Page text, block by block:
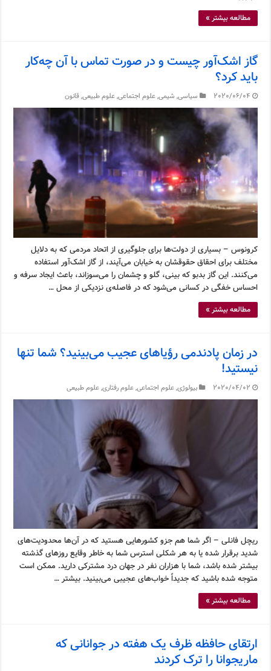
مطالعه بیشتر »
گاز اشک‌آور چیست و در صورت تماس با آن چه‌کار
باید کرد؟
2020/06/04 سیاسی, شیمی,علوم اجتماعی,علوم طبیعی,قانون
کرونوس – بسیاری از دولت‌ها برای جلوگیری از اتحاد مردمی که به دلایل
مختلف برای احقاق حقوقشان به خیابان می‌آیند، از گاز اشک‌آور استفاده
می‌کنند. این گاز بدبو که بینی، گلو و چشمان را می‌سوزاند، باعث ایجاد سرفه و
احساس خفگی در کسانی می‌شود که در فاصله‌ی نزدیکی از محل …
مطالعه بیشتر »
در زمان پادندمی رؤیاهای عجیب می‌بینید؟ شما تنها
نیستید!
2020/04/02 بیولوژی,علوم اجتماعی,علوم رفتاری,علوم طبیعی
ریچل فانلی – اگر شما هم جزو کشورهایی هستید که در آن‌ها محدودیت‌های
شدید برقرار شده یا به هر شکلی استرس شما به خاطر وقایع روزهای گذشته
بیشتر شده باشد، شما با هزاران نفر در جهان درد مشترکی دارید. ممکن است
متوجه شده باشید که جدیداً خواب‌های عجیبی می‌بینید. بیشتر …
مطالعه بیشتر »
ارتقای حافظه ظرف یک هفته در جوانانی که
ماریجوانا را ترک کردند